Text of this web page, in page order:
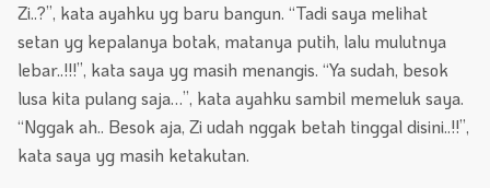
Zi..?”, kata ayahku yg baru bangun. “Tadi saya melihat
setan yg kepalanya botak, matanya putih, lalu mulutnya
lebar..!!!”, kata saya yg masih menangis. “Ya sudah, besok
lusa kita pulang saja…”, kata ayahku sambil memeluk saya.
“Nggak ah.. Besok aja, Zi udah nggak betah tinggal disini..!!”,
kata saya yg masih ketakutan.